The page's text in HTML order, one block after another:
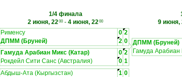
1/4 финала
2 июня, 2200- 4 июня, 2200
9 июня,
Рименсу 0 2
ДПММ (Бруней)
2 0
Гамуда Арабиан Микс (Катар)
0 2
Рокдейл Сити Санс (Австралия)
0 1
ДПММ (Бруней)
Гамуда Арабиан
Абдыш-Ата (Кыргызстан) 1 0